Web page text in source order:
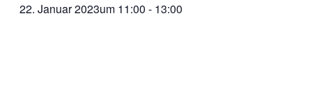
22. Januar 2023um 11:00 - 13:00